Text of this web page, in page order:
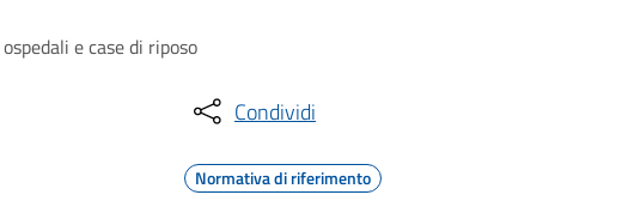
e case di riposo
Condividi
Normativa di riferimento